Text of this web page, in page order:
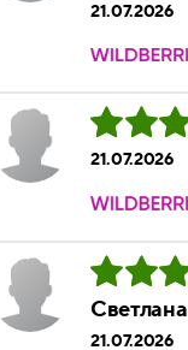
21.07.2026
21.07.2026
Светлана
21.07.2026